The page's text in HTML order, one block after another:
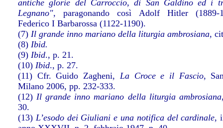
antiche glorie del Carroccio, di San Galdino ed i
Legnano", paragonando così Adolf Hitler (1889-
Federico I Barbarossa (1122-1190).
(7) Il grande inno mariano della liturgia ambrosiana,
(8) Ibid.
(9) Ibid., p. 21.
(10) Ibid., p. 27.
(11) Cfr. Guido Zagheni, La Croce e il Fascio,
Milano 2006, pp. 232-333.
(12)Il grande inno mariano della liturgia ambrosiana
30.
(13) L’esodo dei Giuliani e una notifica del cardinale,